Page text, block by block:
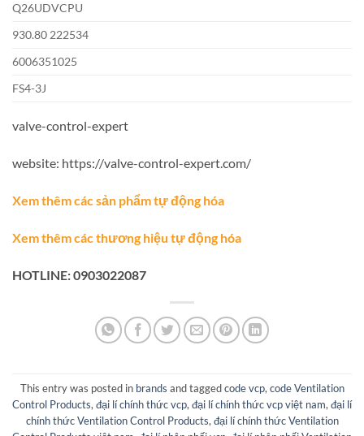
Q26UDVCPU
930.80 222534
6006351025
FS4-3J
valve-control-expert
website: https://valve-control-expert.com/
Xem thêm các sản phẩm tự động hóa
Xem thêm các thương hiệu tự động hóa
HOTLINE: 0903022087
This entry was posted in brands and taggedcode vcp, code Ventilation
Control Products, đại lí chính thức vcp, đại lí chính thức vcp việt nam, đại lí
chính thức Ventilation Control Products, đại lí chính thức Ventilation